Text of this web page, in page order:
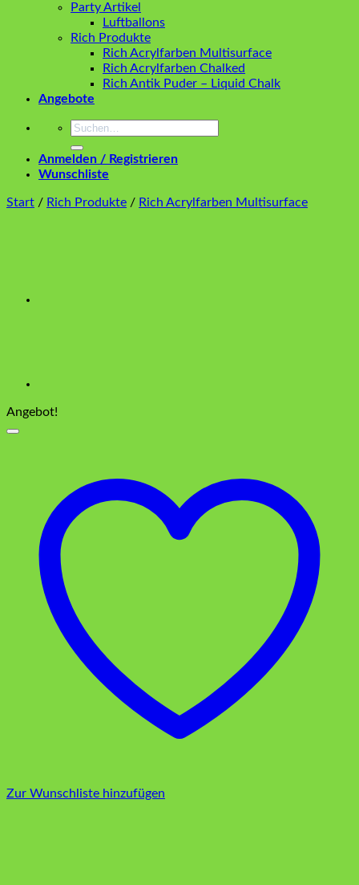
Party Artikel
Luftballons
Rich Produkte
Rich Acrylfarben Multisurface
Rich Acrylfarben Chalked
Rich Antik Puder – Liquid Chalk
Angebote
Suchen
Anmelden / Registrieren
Wunschliste
Start / Rich Produkte / Rich Acrylfarben Multisurface
Angebot!
Zur Wunschliste hinzufügen